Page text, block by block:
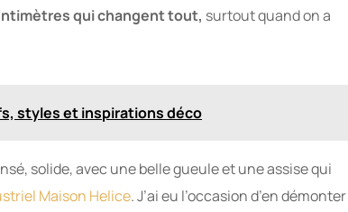
qui changent tout, surtout quand on a
styles et inspirations déco
solide, avec une belle gueule et une assise qui
Maison Helice. J’ai eu l’occasion d’en démonter